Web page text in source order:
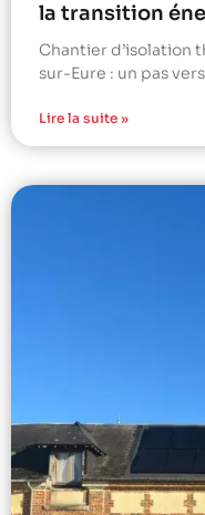
la transition
Chantier d’isolation
sur-Eure : un pas
Lire la suite »